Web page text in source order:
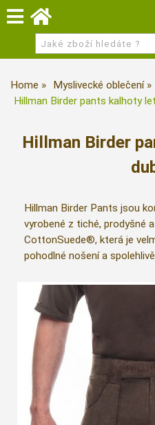
Home Myslivecké oblečení
Hillman Birder pants kalhoty
Hillman Birder
Hillman Birder Pants jsou
vyrobené z tiché, prodyšné
CottonSuede®, která je
pohodlné nošení a